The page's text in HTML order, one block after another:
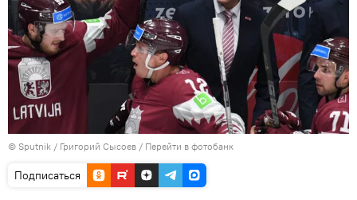
© Sputnik / Григорий Сысоев / Перейти в фотобанк
Подписаться